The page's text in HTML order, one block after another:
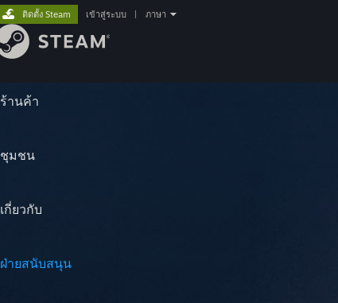
ร้านค้า
ชุมชน
เกี่ยวกับ
ฝ่ายสนับสนุน
ติดตั้ง Steam เข้าสู่ระบบ ภาษา